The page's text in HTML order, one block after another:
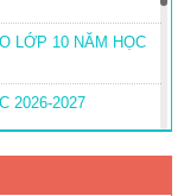
LỚP 10 NĂM HỌC
2026-2027
2025-2026 – THỜI